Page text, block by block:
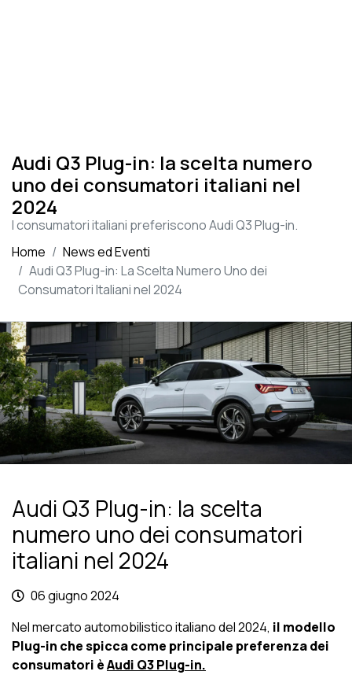
Audi Q3 Plug-in: la scelta numero
uno dei consumatori italiani nel
2024
I consumatori italiani preferiscono Audi Q3 Plug-in.
Home
News ed Eventi
Audi Q3 Plug-in: La Scelta Numero Uno dei
Consumatori Italiani nel 2024
Audi Q3 Plug-in: la scelta
numero uno dei consumatori
italiani nel 2024
06 giugno 2024
Nel mercato automobilistico italiano del 2024, il modello
Plug-in che spicca come principale preferenza dei
consumatori èAudi Q3 Plug-in.